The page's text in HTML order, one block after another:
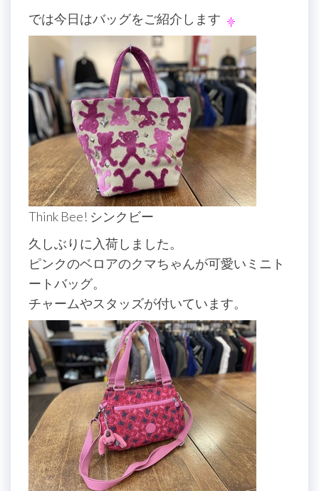
では今日はバッグをご紹介します
Think Bee! シンクビー
久しぶりに入荷しました。
ピンクのベロアのクマちゃんが可愛いミニト
ートバッグ。
チャームやスタッズが付いています。